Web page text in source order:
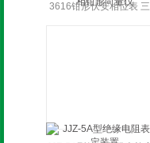
3616钳形伏安相位表